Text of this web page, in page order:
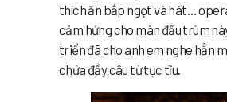
thích ăn bắp ngọt và hát…
cảm hứng cho màn đấu trùm
triển đã cho anh em nghe hẳn
chứa đầy câu từ tục tĩu.